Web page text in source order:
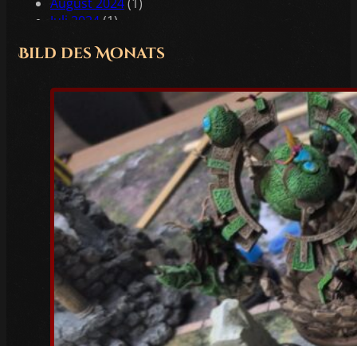
Juli 2024 (1)
Mai 2024(2)
Februar 2024(1)
Januar 2024
Dezember 2023(1)
November 2023(1)
Oktober 2023(3)
Juli 2023(1)
Juni 2023 (1)
Mai 2023(5)
April 2023(3)
März 2023(6)
Februar 2023(4)
Januar 2023
(5)
Dezember 2022(4)
November 2022(4)
Oktober 2022(5)
Bild des Monats